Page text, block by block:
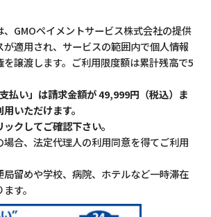
GMOペイメントサービス株式会社の提供
が適用され、サービスの範囲内で個人情報
譲渡します。ご利用限度額は累計残高で5
払い」は請求金額が 49,999円（税込）ま
いただけます。
クしてご確認下さい。
場合、法定代理人の利用同意を得てご利用
留めや学校、病院、ホテルなど一時滞在
す。